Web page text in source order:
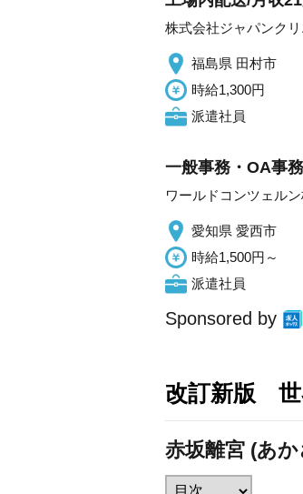
株式会社ジャパンク
福島県 田村市
時給1,300円
派遣社員
一般事務・OA事
ワールドコンツェル
愛知県 愛西市
時給1,500円～
派遣社員
Sponsored by
改訂新版 世
赤坂離宮 (あ